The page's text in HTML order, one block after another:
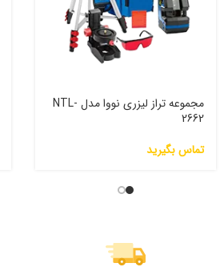
مجموعه تراز لیزری نووا مدل NTL-
2662
تماس بگیرید